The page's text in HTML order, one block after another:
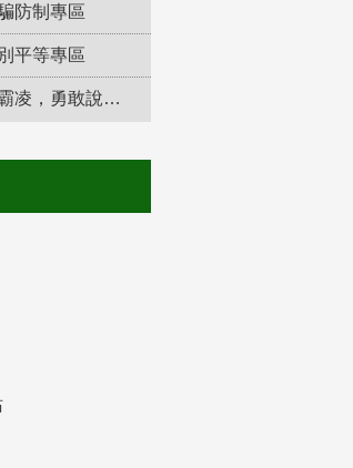
防制專區
平等專區
防制校園霸凌，勇敢說出來！